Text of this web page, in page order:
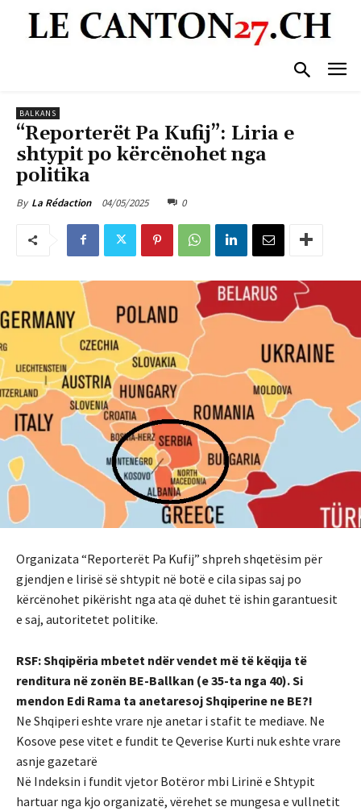
BALKANS
“Reporterët Pa Kufij”: Liria e
shtypit po kërcënohet nga
politika
By La Rédaction 04/05/2025 0
Organizata “Reporterët Pa Kufij” shpreh shqetësim për
gjendjen e lirisë së shtypit në botë e cila sipas saj po
kërcënohet pikërisht nga ata që duhet të ishin garantuesit
e saj, autoritetet politike.
RSF: Shqipëria mbetet ndër vendet më të këqija të
renditura në zonën BE-Ballkan (e 35-ta nga 40). Si
mendon Edi Rama ta anetaresoj Shqiperine ne BE?!
Ne Shqiperi eshte vrare nje anetar i stafit te mediave. Ne
Kosove pese vitet e fundit te Qeverise Kurti nuk eshte vrare
asnje gazetarë
Në Indeksin i fundit vjetor Botëror mbi Lirinë e Shtypit
hartuar nga kjo organizatë, vërehet se mungesa e vullnetit